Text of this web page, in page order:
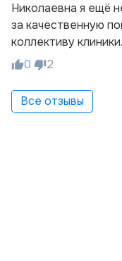
Николаевна я ещё
за качественную
коллективу клиники.
0
2
Все отзывы